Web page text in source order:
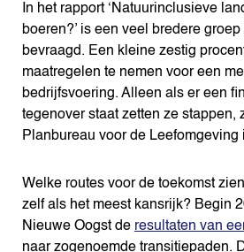
In het rapport ‘Natuurinclusieve
boeren?’ is een veel bredere
bevraagd. Een kleine zestig
maatregelen te nemen voor een
bedrijfsvoering. Alleen als er een
tegenover staat zetten ze stappen,
Planbureau voor de Leefomgeving
Welke routes voor de toekomst
zelf als het meest kansrijk? Begin
Nieuwe Oogst de resultaten van
naar zogenoemde transitiepaden.